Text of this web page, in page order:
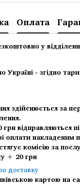
Оплата
у
- згідно
здійснюється за
відправляються
оплати накладеним
комісію за
+ 20 грн
доставку
картою на